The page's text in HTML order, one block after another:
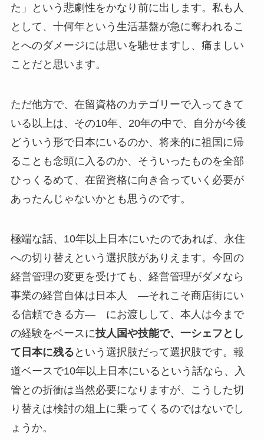
た」という悲劇性をかなり前に出します。私も人
として、十何年という生活基盤が急に奪われるこ
とへのダメージには思いを馳せますし、痛ましい
ことだと思います。
ただ他方で、在留資格のカテゴリーで入ってきて
いる以上は、その10年、20年の中で、自分が今後
どういう形で日本にいるのか、将来的に祖国に帰
ることも念頭に入るのか、そういったものを全部
ひっくるめて、在留資格に向き合っていく必要が
あったんじゃないかとも思うのです。
極端な話、10年以上日本にいたのであれば、永住
への切り替えという選択肢がありえます。今回の
経営管理の変更を受けても、経営管理がダメなら
事業の経営自体は日本人 —それこそ商店街にい
る信頼できる方— にお渡しして、本人は今まで
の経験をベースに技人国や技能で、一シェフとし
て日本に残る という選択肢だって選択肢です。報
道ベースで10年以上日本にいるという話なら、入
管との折衝は当然必要になりますが、こうした切
り替えは検討の俎上に乗ってくるのではないでし
ょうか。